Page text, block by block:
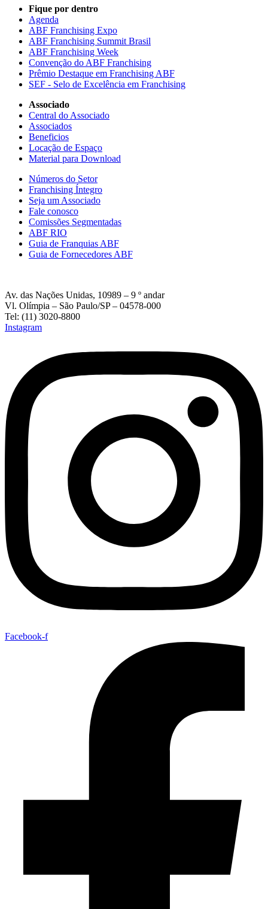
Fique por dentro
Agenda
ABF Franchising Expo
ABF Franchising Summit Brasil
ABF Franchising Week
Convenção do ABF Franchising
Prêmio Destaque em Franchising ABF
SEF - Selo de Excelência em Franchising
Associado
Central do Associado
Associados
Beneficios
Locação de Espaço
Material para Download
Números do Setor
Franchising Íntegro
Seja um Associado
Fale conosco
Comissões Segmentadas
ABF RIO
Guia de Franquias ABF
Guia de Fornecedores ABF
Av. das Nações Unidas, 10989 – 9 º andar
Vl. Olímpia – São Paulo/SP – 04578-000
Tel: (11) 3020-8800
Instagram
Facebook-f